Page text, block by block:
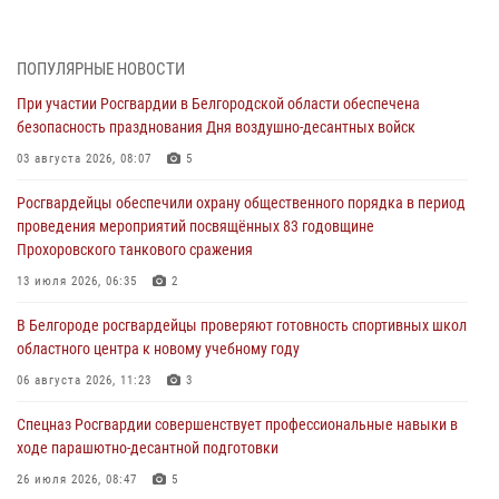
Подвиги героев‑росгвардейцев увековечили в новой музейной
экспозиции белгородского музея‑диорамы «Курская битва.
06 августа 2026, 12:05 3
В Белгороде росгвардейцы проверяют готовность спортивных школ
областного центра к новому учебному году
Росгвардия обеспечила общественную безопасность празднования
83-й годовщины освобождения г. Белгорода от немецко -
06 августа 2026, 06:54 3
Офицеры Росгвардии и ветераны войск правопорядка почтили
ПОПУЛЯРНЫЕ НОВОСТИ
При участии Росгвардии в Белгородской области обеспечена
безопасность празднования Дня воздушно-десантных войск
03 августа 2026, 08:07 5
Росгвардейцы обеспечили охрану общественного порядка в период
проведения мероприятий посвящённых 83 годовщине
Прохоровского танкового сражения
13 июля 2026, 06:35 2
В Белгороде росгвардейцы проверяют готовность спортивных школ
областного центра к новому учебному году
06 августа 2026, 11:23 3
Спецназ Росгвардии совершенствует профессиональные навыки в
ходе парашютно-десантной подготовки
26 июля 2026, 08:47 5